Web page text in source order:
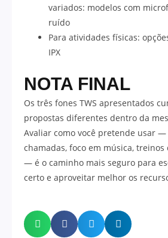
variados: modelos com
ruído
Para atividades físicas:
IPX
NOTA FINAL
Os três fones TWS apresentados
propostas diferentes dentro da
Avaliar como você pretende usar
chamadas, foco em música, treinos
— é o caminho mais seguro para
certo e aproveitar melhor os